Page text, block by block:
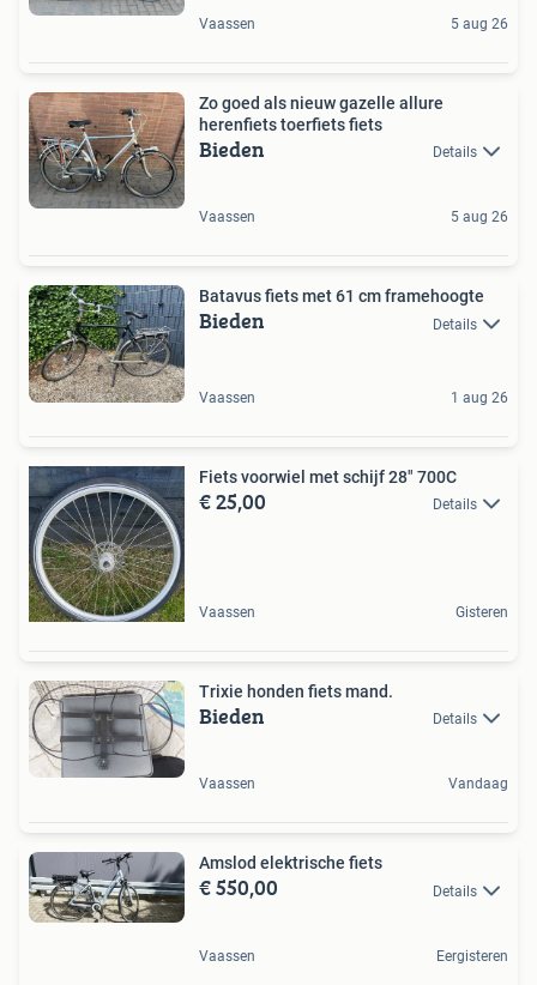
Vaassen 5 aug 26
Zo goed als nieuw gazelle allure
herenfiets toerfiets fiets
Bieden Details
Vaassen 5 aug 26
Batavus fiets met 61 cm framehoogte
Bieden Details
Vaassen 1 aug 26
Fiets voorwiel met schijf 28" 700C
€ 25,00 Details
Vaassen Gisteren
Trixie honden fiets mand.
Bieden Details
Vaassen Vandaag
Amslod elektrische fiets
€ 550,00 Details
Vaassen Eergisteren